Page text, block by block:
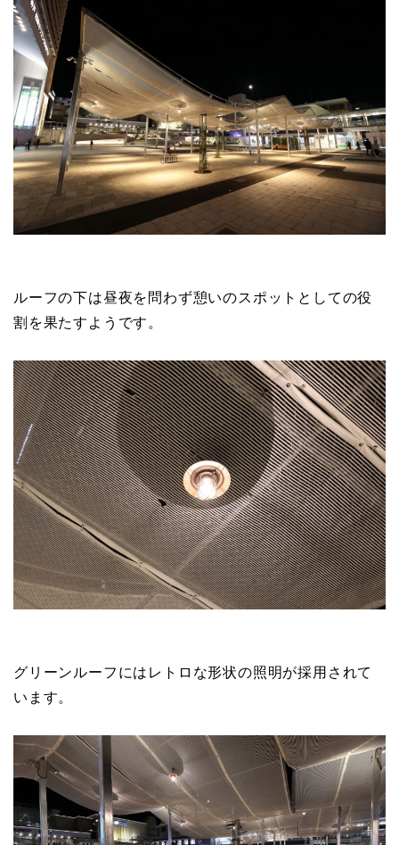
ルーフの下は昼夜を問わず憩いのスポットとしての役
割を果たすようです。
グリーンルーフにはレトロな形状の照明が採用されて
います。